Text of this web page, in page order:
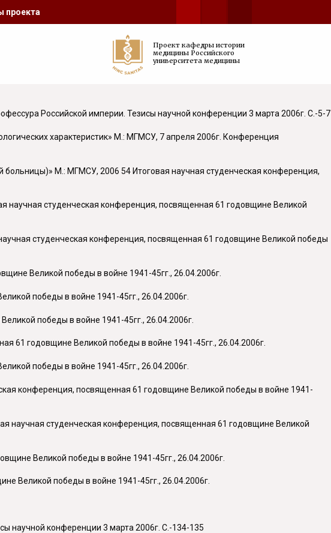
проекта
Проект кафедры истории
медицины Российского
университета медицины
Российской империи. Тезисы научной конференции 3 марта 2006г. С.-5-7
характеристик» М.: МГМСУ, 7 апреля 2006г. Конференция
М.: МГМСУ, 2006 54 Итоговая научная студенческая конференция,
студенческая конференция, посвященная 61 годовщине Великой
студенческая конференция, посвященная 61 годовщине Великой победы
Великой победы в войне 1941-45гг., 26.04.2006г.
победы в войне 1941-45гг., 26.04.2006г.
победы в войне 1941-45гг., 26.04.2006г.
61 годовщине Великой победы в войне 1941-45гг., 26.04.2006г.
победы в войне 1941-45гг., 26.04.2006г.
конференция, посвященная 61 годовщине Великой победы в войне 1941-
научная студенческая конференция, посвященная 61 годовщине Великой
Великой победы в войне 1941-45гг., 26.04.2006г.
Великой победы в войне 1941-45гг., 26.04.2006г.
научной конференции 3 марта 2006г. С.-134-135